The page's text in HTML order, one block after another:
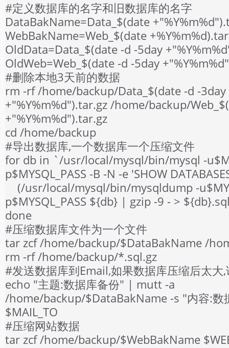
#定义数据库的名字和旧数据库的名字
DataBakName=Data_$(date
WebBakName=Web_$(date
OldData=Data_$(date -d -5day
OldWeb=Web_$(date -d -5day
#删除本地3天前的数据
rm -rf /home/backup/Data_$(date -d -3day
+"%Y%m%d").tar.gz /home/backup/
+"%Y%m%d").tar.gz
cd /home/backup
#导出数据库,一个数据库一个压缩文件
for db in `/usr/local/mysql/bin/mysql -
p$MYSQL_PASS -B -N -e 'SHOW
(/usr/local/mysql/bin/mysqldump -
p$MYSQL_PASS ${db} | gzip -9 - >
done
#压缩数据库文件为一个文件
tar zcf /home/backup/$DataBakName /
rm -rf /home/backup/*.sql.gz
#发送数据库到Email,如果数据库压缩后太大
echo "主题:数据库备份" | mutt -a
/home/backup/$DataBakName -s "内容:数
$MAIL_TO
#压缩网站数据
tar zcf /home/backup/$WebBakName